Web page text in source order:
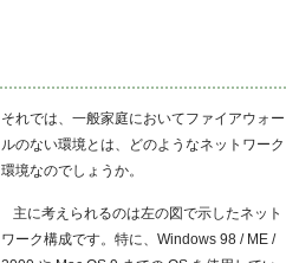
それでは、一般家庭においてファイアウォー
ルのない環境とは、どのようなネットワーク
環境なのでしょうか。
主に考えられるのは左の図で示したネット
ワーク構成です。特に、Windows 98 / ME /